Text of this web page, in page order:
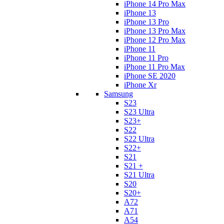
iPhone 14 Pro Max
iPhone 13
iPhone 13 Pro
iPhone 13 Pro Max
iPhone 12 Pro Max
iPhone 11
iPhone 11 Pro
iPhone 11 Pro Max
iPhone SE 2020
iPhone Xr
Samsung
S23
S23 Ultra
S23+
S22
S22 Ultra
S22+
S21
S21 +
S21 Ultra
S20
S20+
A72
A71
A54